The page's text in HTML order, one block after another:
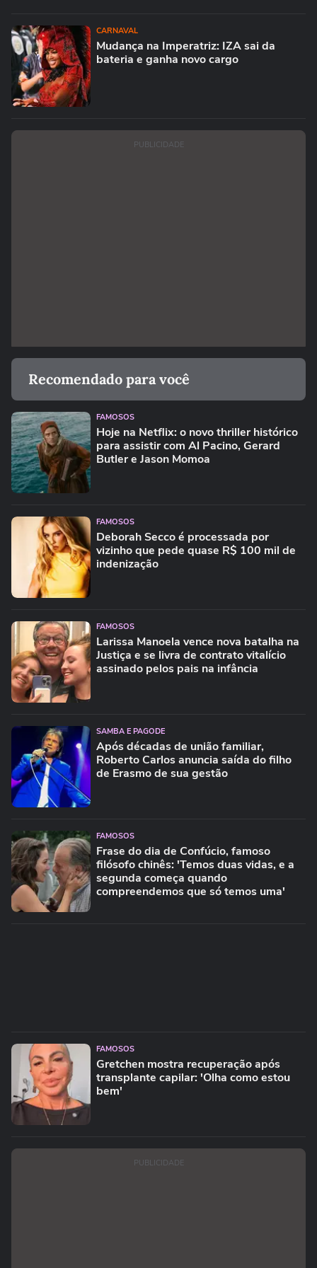
CARNAVAL
Mudança na Imperatriz: IZA sai da
bateria e ganha novo cargo
PUBLICIDADE
Recomendado para você
FAMOSOS
Hoje na Netflix: o novo thriller histórico
para assistir com Al Pacino, Gerard
Butler e Jason Momoa
FAMOSOS
Deborah Secco é processada por
vizinho que pede quase R$ 100 mil de
indenização
FAMOSOS
Larissa Manoela vence nova batalha na
Justiça e se livra de contrato vitalício
assinado pelos pais na infância
SAMBA E PAGODE
Após décadas de união familiar,
Roberto Carlos anuncia saída do filho
de Erasmo de sua gestão
FAMOSOS
Frase do dia de Confúcio, famoso
filósofo chinês: 'Temos duas vidas, e a
segunda começa quando
compreendemos que só temos uma'
FAMOSOS
Gretchen mostra recuperação após
transplante capilar: 'Olha como estou
bem'
PUBLICIDADE